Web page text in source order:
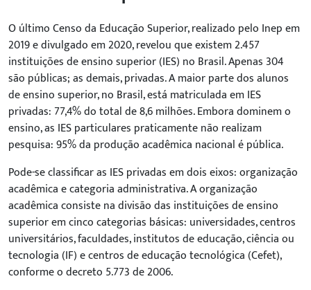
O último Censo da Educação Superior, realizado pelo Inep em
2019 e divulgado em 2020, revelou que existem 2.457
instituições de ensino superior (IES) no Brasil. Apenas 304
são públicas; as demais, privadas. A maior parte dos alunos
de ensino superior, no Brasil, está matriculada em IES
privadas: 77,4% do total de 8,6 milhões. Embora dominem o
ensino, as IES particulares praticamente não realizam
pesquisa: 95% da produção acadêmica nacional é pública.
Pode-se classificar as IES privadas em dois eixos:organização
acadêmicaecategoria administrativa. A organização
acadêmica consiste na divisão das instituições de ensino
superior em cinco categorias básicas: universidades, centros
universitários, faculdades, institutos de educação, ciênciaou
tecnologia(IF) e centros de educação tecnológica (Cefet),
conforme odecreto 5.773 de 2006.